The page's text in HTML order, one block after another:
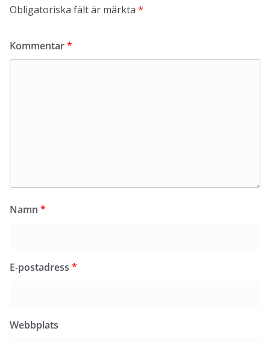
Obligatoriska fält är märkta *
Kommentar*
Namn *
E-postadress *
Webbplats